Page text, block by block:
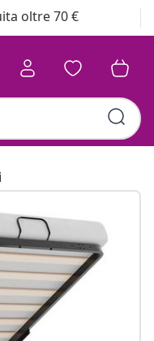
oltre 70 €